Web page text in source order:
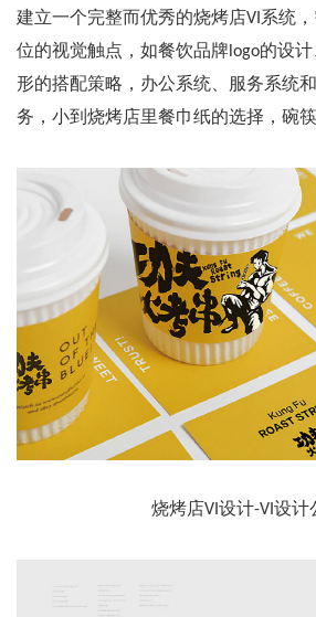
建立一个完整而优秀的烧烤店VI系统
位的视觉触点，如餐饮品牌logo的设
形的搭配策略，办公系统、服务系统
务，小到烧烤店里餐巾纸的选择，碗筷
烧烤店VI设计-VI设计